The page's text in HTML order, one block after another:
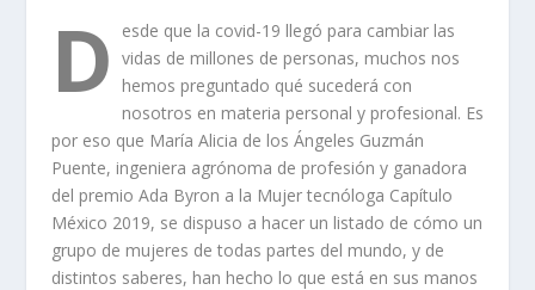
D
esde que la covid-19 llegó para cambiar las
vidas de millones de personas, muchos nos
hemos preguntado qué sucederá con
nosotros en materia personal y profesional. Es
por eso que María Alicia de los Ángeles Guzmán
Puente, ingeniera agrónoma de profesión y ganadora
del premio Ada Byron a la Mujer tecnóloga Capítulo
México 2019, se dispuso a hacer un listado de cómo un
grupo de mujeres de todas partes del mundo, y de
distintos saberes, han hecho lo que está en sus manos